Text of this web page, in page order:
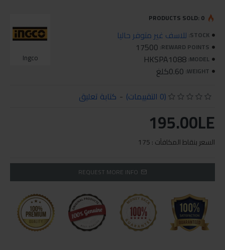
STOCK: للاسف غير متوفر حاليا
REWARD POINTS:
17500
MODEL:
HKSPA1088
WEIGHT: 0.60كلغ
Ingco
PRODUCTS SOLD: 0
(0 التقييمات) - كتابة تعليق
195.00LE
السعر بنقاط المكافآت : 175
REQUEST MORE INFO